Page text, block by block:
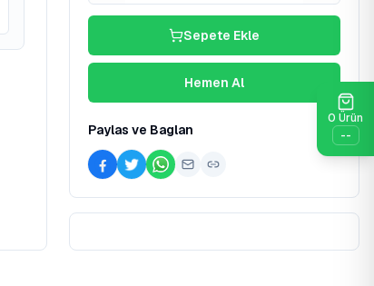
Sepete Ekle
Hemen Al
Paylas ve Baglan
0 Ürün
--